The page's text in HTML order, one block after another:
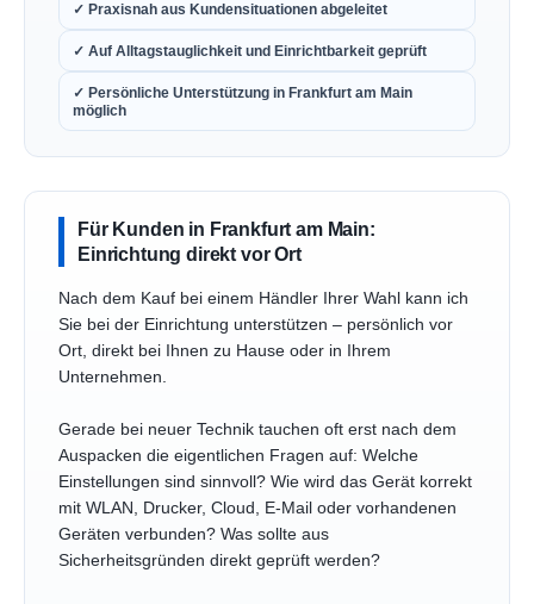
✓ Praxisnah aus Kundensituationen abgeleitet
✓ Auf Alltagstauglichkeit und Einrichtbarkeit geprüft
✓ Persönliche Unterstützung in Frankfurt am Main
möglich
Für Kunden in Frankfurt am Main:
Einrichtung direkt vor Ort
Nach dem Kauf bei einem Händler Ihrer Wahl kann ich
Sie bei der Einrichtung unterstützen – persönlich vor
Ort, direkt bei Ihnen zu Hause oder in Ihrem
Unternehmen.
Gerade bei neuer Technik tauchen oft erst nach dem
Auspacken die eigentlichen Fragen auf: Welche
Einstellungen sind sinnvoll? Wie wird das Gerät korrekt
mit WLAN, Drucker, Cloud, E-Mail oder vorhandenen
Geräten verbunden? Was sollte aus
Sicherheitsgründen direkt geprüft werden?